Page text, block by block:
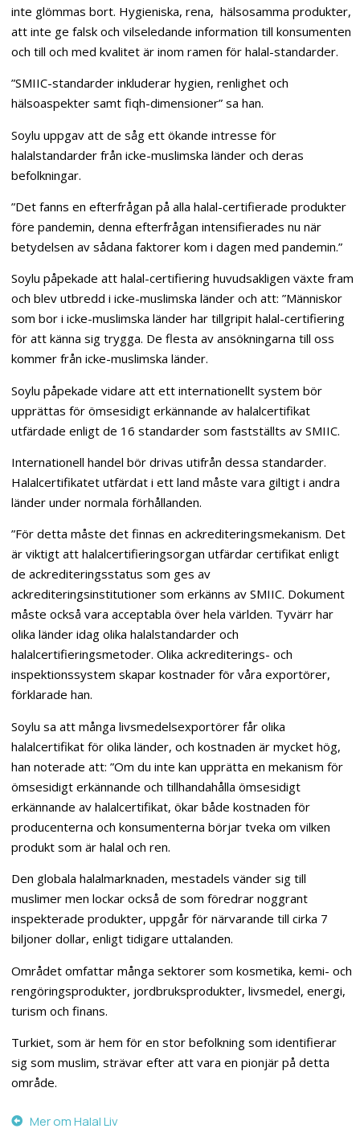
inte glömmas bort. Hygieniska, rena, hälsosamma produkter,
att inte ge falsk och vilseledande information till konsumenten
och till och med kvalitet är inom ramen för halal-standarder.
”SMIIC-standarder inkluderar hygien, renlighet och
hälsoaspekter samt fiqh-dimensioner” sa han.
Soylu uppgav att de såg ett ökande intresse för
halalstandarder från icke-muslimska länder och deras
befolkningar.
”Det fanns en efterfrågan på alla halal-certifierade produkter
före pandemin, denna efterfrågan intensifierades nu när
betydelsen av sådana faktorer kom i dagen med pandemin.”
Soylu påpekade att halal-certifiering huvudsakligen växte fram
och blev utbredd i icke-muslimska länder och att: ”Människor
som bor i icke-muslimska länder har tillgripit halal-certifiering
för att känna sig trygga. De flesta av ansökningarna till oss
kommer från icke-muslimska länder.
Soylu påpekade vidare att ett internationellt system bör
upprättas för ömsesidigt erkännande av halalcertifikat
utfärdade enligt de 16 standarder som fastställts av SMIIC.
Internationell handel bör drivas utifrån dessa standarder.
Halalcertifikatet utfärdat i ett land måste vara giltigt i andra
länder under normala förhållanden.
”För detta måste det finnas en ackrediteringsmekanism. Det
är viktigt att halalcertifieringsorgan utfärdar certifikat enligt
de ackrediteringsstatus som ges av
ackrediteringsinstitutioner som erkänns av SMIIC. Dokument
måste också vara acceptabla över hela världen. Tyvärr har
olika länder idag olika halalstandarder och
halalcertifieringsmetoder. Olika ackrediterings- och
inspektionssystem skapar kostnader för våra exportörer,
förklarade han.
Soylu sa att många livsmedelsexportörer får olika
halalcertifikat för olika länder, och kostnaden är mycket hög,
han noterade att: ”Om du inte kan upprätta en mekanism för
ömsesidigt erkännande och tillhandahålla ömsesidigt
erkännande av halalcertifikat, ökar både kostnaden för
producenterna och konsumenterna börjar tveka om vilken
produkt som är halal och ren.
Den globala halalmarknaden, mestadels vänder sig till
muslimer men lockar också de som föredrar noggrant
inspekterade produkter, uppgår för närvarande till cirka 7
biljoner dollar, enligt tidigare uttalanden.
Området omfattar många sektorer som kosmetika, kemi- och
rengöringsprodukter, jordbruksprodukter, livsmedel, energi,
turism och finans.
Turkiet, som är hem för en stor befolkning som identifierar
sig som muslim, strävar efter att vara en pionjär på detta
område.
Mer om Halal Liv